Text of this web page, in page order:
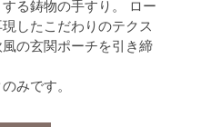
る鋳物の手すり。 ロー
したこだわりのテクス
の玄関ポーチを引き締
みです。